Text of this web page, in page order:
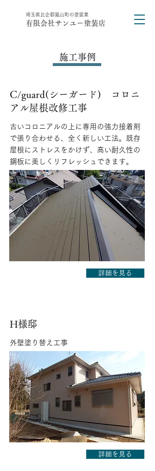
​埼玉県比企郡嵐山町の塗装業
有限会社サンユー塗装店
施工事例
C/guard(シーガード) コロニ
アル屋根改修工事
古いコロニアルの上に専用の強力接着剤
で張り合わせる、全く新しい工法。既存
屋根にストレスをかけず、高い耐久性の
鋼板に美しくリフレッシュできます。
詳細を見る
H様邸
外壁塗り替え工事
詳細を見る